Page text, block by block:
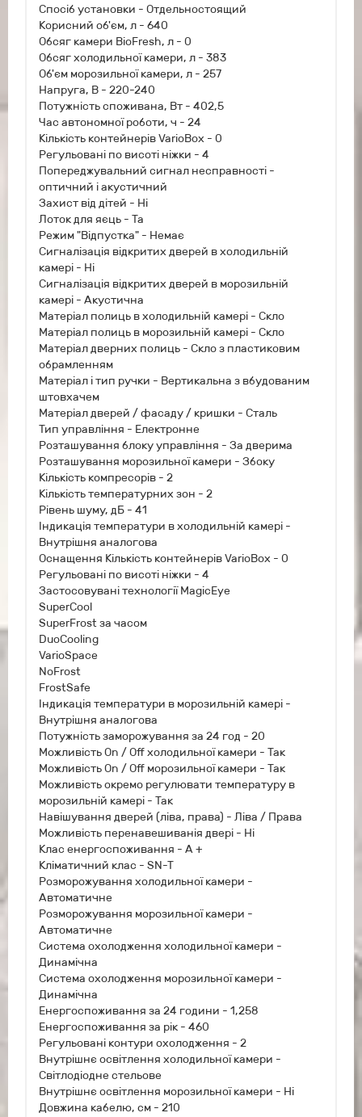
Спосіб установки - Отдельностоящий
Корисний об'єм, л - 640
Обсяг камери BioFresh, л - 0
Обсяг холодильної камери, л - 383
Об'єм морозильної камери, л - 257
Напруга, В - 220-240
Потужність споживана, Вт - 402,5
Час автономної роботи, ч - 24
Кількість контейнерів VarioBox - 0
Регульовані по висоті ніжки - 4
Попереджувальний сигнал несправності -
оптичний і акустичний
Захист від дітей - Ні
Лоток для яєць - Та
Режим "Відпустка" - Немає
Сигналізація відкритих дверей в холодильній
камері - Ні
Сигналізація відкритих дверей в морозильній
камері - Акустична
Матеріал полиць в холодильній камері - Скло
Матеріал полиць в морозильній камері - Скло
Матеріал дверних полиць - Скло з пластиковим
обрамленням
Матеріал і тип ручки - Вертикальна з вбудованим
штовхачем
Матеріал дверей / фасаду / кришки - Сталь
Тип управління - Електронне
Розташування блоку управління - За дверима
Розташування морозильної камери - Збоку
Кількість компресорів - 2
Кількість температурних зон - 2
Рівень шуму, дБ - 41
Індикація температури в холодильній камері -
Внутрішня аналогова
Оснащення Кількість контейнерів VarioBox - 0
Регульовані по висоті ніжки - 4
Застосовувані технології MagicEye
SuperCool
SuperFrost за часом
DuoCooling
VarioSpace
NoFrost
FrostSafe
Індикація температури в морозильній камері -
Внутрішня аналогова
Потужність заморожування за 24 год - 20
Можливість On / Off холодильної камери - Так
Можливість On / Off морозильної камери - Так
Можливість окремо регулювати температуру в
морозильній камері - Так
Навішування дверей (ліва, права) - Ліва / Права
Можливість перенавешиванія двері - Ні
Клас енергоспоживання - A +
Кліматичний клас - SN-T
Розморожування холодильної камери -
Автоматичне
Розморожування морозильної камери -
Автоматичне
Система охолодження холодильної камери -
Динамічна
Система охолодження морозильної камери -
Динамічна
Енергоспоживання за 24 години - 1,258
Енергоспоживання за рік - 460
Регульовані контури охолодження - 2
Внутрішнє освітлення холодильної камери -
Світлодіодне стельове
Внутрішнє освітлення морозильної камери - Ні
Довжина кабелю, см - 210